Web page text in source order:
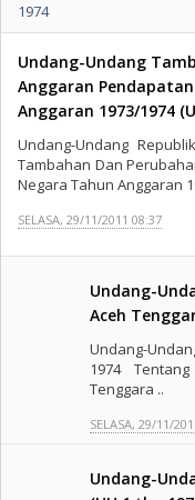
1974
Undang-Undang
Anggaran
Anggaran 1973/1974
Undang-Undang
Tambahan Dan
Negara Tahun Anggaran
SELASA, 29/11/2011 08:37
Undang-
Aceh
Undang-
1974
Tenggara ..
SELASA, 29/11/
Undang-